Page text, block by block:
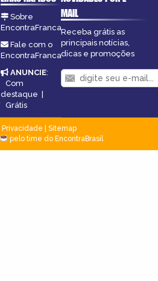
Sobre
EncontraFranca
Fale com o
EncontraFranca
ANUNCIE:
Com
destaque
Grátis
MAIL
Receba grátis as
principais notícias,
dicas e promoções
Privacidade
Sitemap
pelo time do EncontraBrasil